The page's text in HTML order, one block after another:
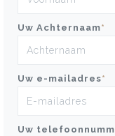
Uw Achternaam*
Uw e-mailadres*
Uw